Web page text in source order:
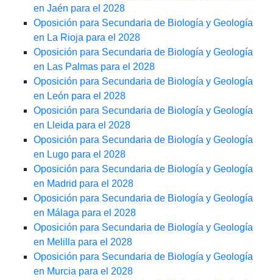
en Jaén para el 2028
Oposición para Secundaria de Biología y Geología
en La Rioja para el 2028
Oposición para Secundaria de Biología y Geología
en Las Palmas para el 2028
Oposición para Secundaria de Biología y Geología
en León para el 2028
Oposición para Secundaria de Biología y Geología
en Lleida para el 2028
Oposición para Secundaria de Biología y Geología
en Lugo para el 2028
Oposición para Secundaria de Biología y Geología
en Madrid para el 2028
Oposición para Secundaria de Biología y Geología
en Málaga para el 2028
Oposición para Secundaria de Biología y Geología
en Melilla para el 2028
Oposición para Secundaria de Biología y Geología
en Murcia para el 2028